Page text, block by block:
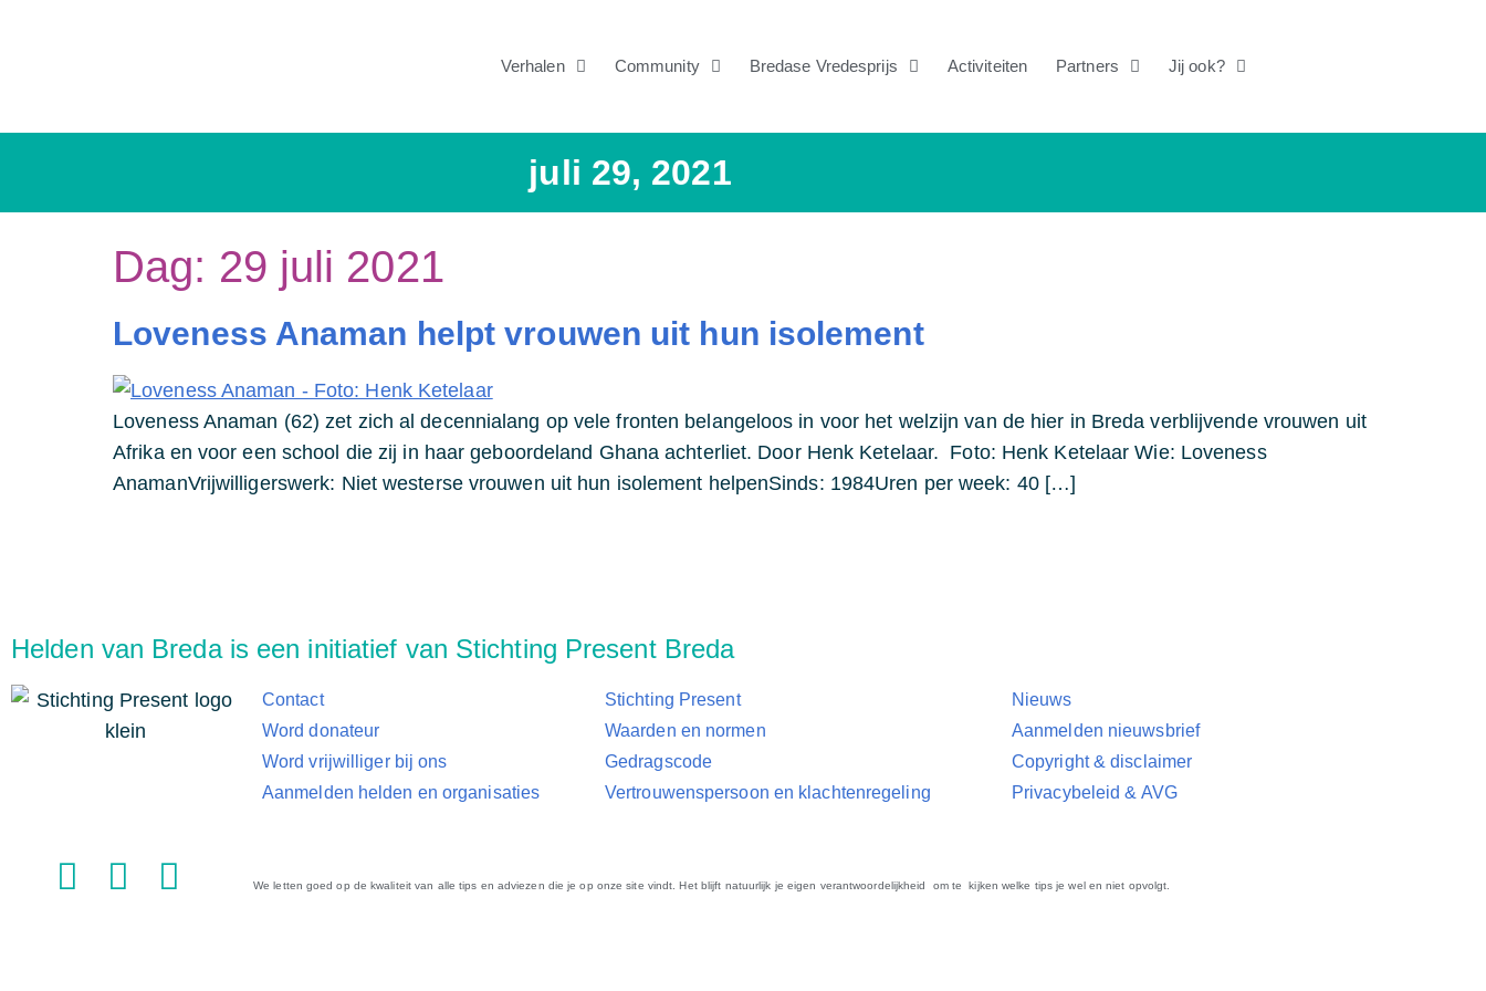
Verhalen Community Bredase Vredesprijs Activiteiten Partners Jij ook?
juli 29, 2021
Dag: 29 juli 2021
Loveness Anaman helpt vrouwen uit hun isolement
Loveness Anaman (62) zet zich al decennialang op vele fronten belangeloos in voor het welzijn van de hier in Breda verblijvende vrouwen uit
Afrika en voor een school die zij in haar geboordeland Ghana achterliet. Door Henk Ketelaar. Foto: Henk Ketelaar Wie: Loveness
AnamanVrijwilligerswerk: Niet westerse vrouwen uit hun isolement helpenSinds: 1984Uren per week: 40 […]
Helden van Breda is een initiatief van Stichting Present Breda
Contact
Word donateur
Word vrijwilliger bij ons
Aanmelden helden en organisaties
Stichting Present
Waarden en normen
Gedragscode
Vertrouwenspersoon en klachtenregeling
Nieuws
Aanmelden nieuwsbrief
Copyright & disclaimer
Privacybeleid & AVG
We letten goed op de kwaliteit van alle tips en adviezen die je op onze site vindt. Het blijft natuurlijk je eigen verantwoordelijkheid om te kijken welke tips je wel en niet opvolgt.